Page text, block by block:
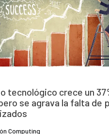
tecnológico crece un
se agrava la falta de
Computing